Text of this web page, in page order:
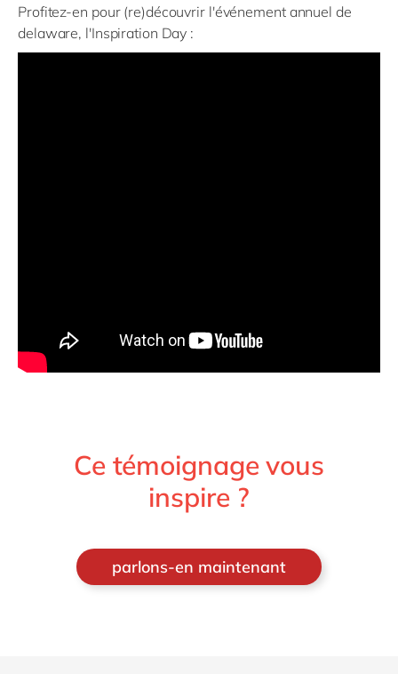
Profitez-en pour (re)découvrir l'événement annuel de
delaware, l'Inspiration Day :
Ce témoignage vous
inspire ?
parlons-en maintenant